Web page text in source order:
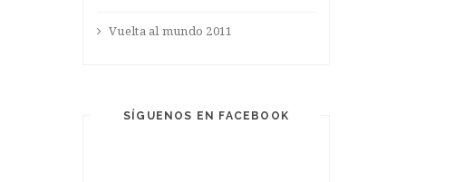
Vuelta al mundo 2011
SÍGUENOS EN FACEBOOK